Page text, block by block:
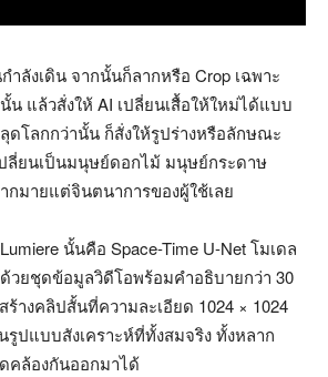
ลังเดิน จากนั้นก็ลากหรือ Crop เฉพาะ
น แล้วสั่งให้ AI เปลี่ยนเสื้อให้ใหม่ได้แบบ
ดโลกกว่านั้น ก็สั่งให้รูปร่างหรือลักษณะ
ลี่ยนเป็นมนุษย์ดอกไม้ มนุษย์กระดาษ
มายแต่จินตนาการของผู้ใช้เลย
นั้นคือ Space-Time U-Net โมเดล
วยชุดข้อมูลวิดีโอพร้อมคำอธิบายกว่า 30
างคลิปสั้นที่ความละเอียด 1024 × 1024
รูปแบบสังเคราะห์ที่ทั้งสมจริง ทั้งหลาก
คล้องกันออกมาได้